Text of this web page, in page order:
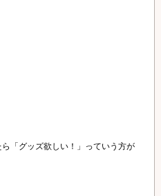
「グッズ欲しい！」っていう方が